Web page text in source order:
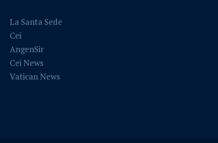
La Santa Sede
Cei
AngenSir
Cei News
Vatican News